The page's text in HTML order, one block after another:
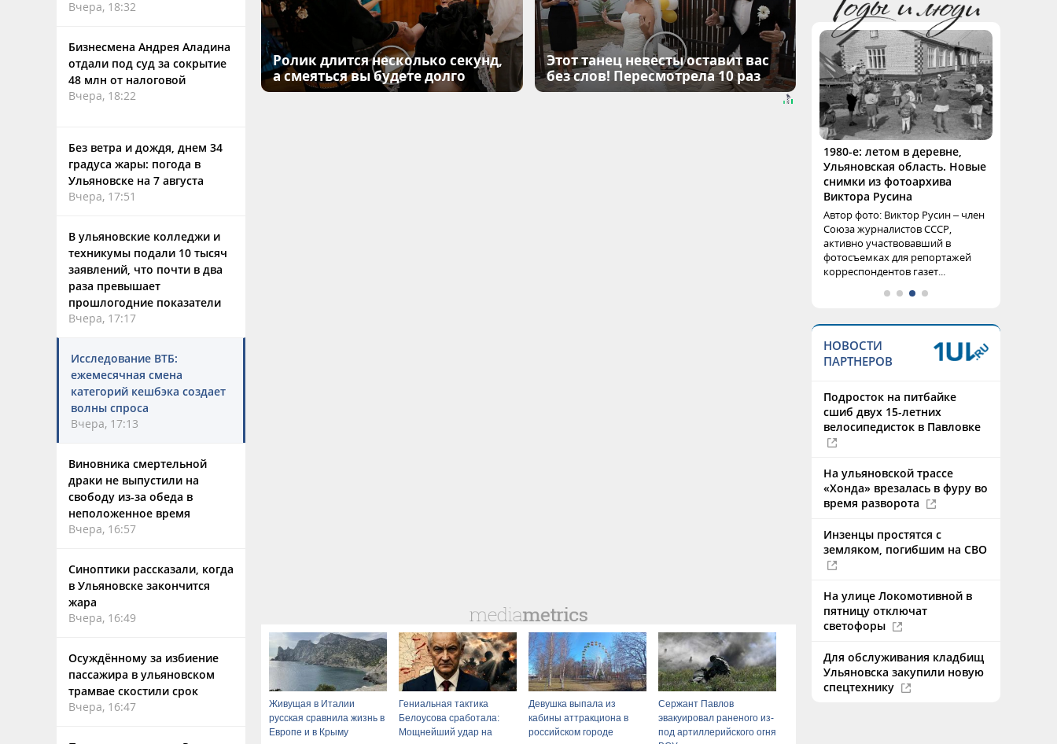
Вчера, 18:32
Бизнесмена Андрея Аладина
отдали под суд за сокрытие
48 млн от налоговой
Вчера, 18:22
Без ветра и дождя, днем 34
градуса жары: погода в
Ульяновске на 7 августа
Вчера, 17:51
В ульяновские колледжи и
техникумы подали 10 тысяч
заявлений, что почти в два
раза превышает
прошлогодние показатели
Вчера, 17:17
Исследование ВТБ:
ежемесячная смена
категорий кешбэка создает
волны спроса
Вчера, 17:13
Виновника смертельной
драки не выпустили на
свободу из-за обеда в
неположенное время
Вчера, 16:57
Синоптики рассказали, когда
в Ульяновске закончится
жара
Вчера, 16:49
Осуждённому за избиение
пассажира в ульяновском
трамвае скостили срок
Вчера, 16:47
Ролик длится несколько секунд,
а смеяться вы будете долго
Этот танец невесты оставит вас
без слов! Пересмотрела 10 раз
Живущая в Италии
русская сравнила жизнь в
Европе и в Крыму
Гениальная тактика
Белоусова сработала:
Мощнейший удар на
Девушка выпала из
кабины аттракциона в
российском городе
Сержант Павлов
эвакуировал раненого из-
под артиллерийского огня
1980-е: летом в деревне,
Ульяновская область. Новые
снимки из фотоархива
Виктора Русина
Автор фото: Виктор Русин – член
Союза журналистов СССР,
активно участвовавший в
фотосъемках для репортажей
корреспондентов газет...
НОВОСТИ
ПАРТНЕРОВ
Подросток на питбайке
сшиб двух 15-летних
велосипедисток в Павловке
На ульяновской трассе
«Хонда» врезалась в фуру во
время разворота
Инзенцы простятся с
земляком, погибшим на СВО
На улице Локомотивной в
пятницу отключат
светофоры
Для обслуживания кладбищ
Ульяновска закупили новую
спецтехнику